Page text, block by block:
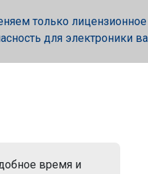
только лицензионное
для электроники
время и